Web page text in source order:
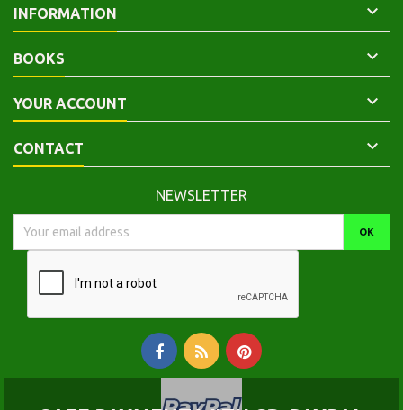
INFORMATION 
BOOKS 
YOUR ACCOUNT 
CONTACT 
NEWSLETTER